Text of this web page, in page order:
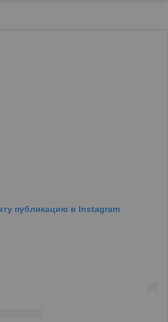
публикацию в Instagram